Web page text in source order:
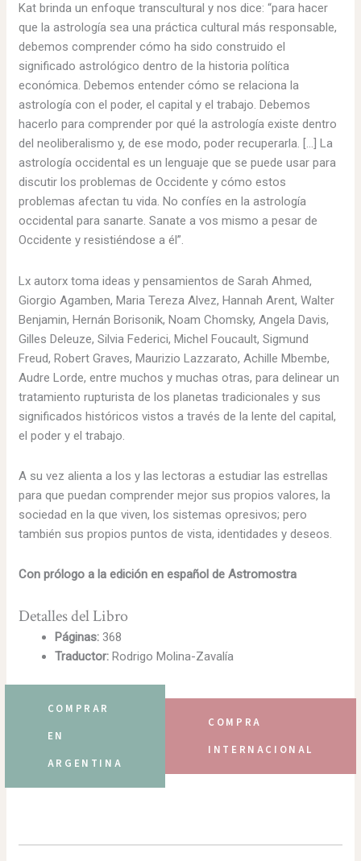
Kat brinda un enfoque transcultural y nos dice: “para hacer
que la astrología sea una práctica cultural más responsable,
debemos comprender cómo ha sido construido el
significado astrológico dentro de la historia política
económica. Debemos entender cómo se relaciona la
astrología con el poder, el capital y el trabajo. Debemos
hacerlo para comprender por qué la astrología existe dentro
del neoliberalismo y, de ese modo, poder recuperarla. […] La
astrología occidental es un lenguaje que se puede usar para
discutir los problemas de Occidente y cómo estos
problemas afectan tu vida. No confíes en la astrología
occidental para sanarte. Sanate a vos mismo a pesar de
Occidente y resistiéndose a él”.
Lx autorx toma ideas y pensamientos de Sarah Ahmed,
Giorgio Agamben, Maria Tereza Alvez, Hannah Arent, Walter
Benjamin, Hernán Borisonik, Noam Chomsky, Angela Davis,
Gilles Deleuze, Silvia Federici, Michel Foucault, Sigmund
Freud, Robert Graves, Maurizio Lazzarato, Achille Mbembe,
Audre Lorde, entre muchos y muchas otras, para delinear un
tratamiento rupturista de los planetas tradicionales y sus
significados históricos vistos a través de la lente del capital,
el poder y el trabajo.
A su vez alienta a los y las lectoras a estudiar las estrellas
para que puedan comprender mejor sus propios valores, la
sociedad en la que viven, los sistemas opresivos; pero
también sus propios puntos de vista, identidades y deseos.
Con prólogo a la edición en español de Astromostra
Detalles del Libro
Páginas: 368
Traductor: Rodrigo Molina-Zavalía
COMPRAR
EN
ARGENTINA
COMPRA
INTERNACIONAL